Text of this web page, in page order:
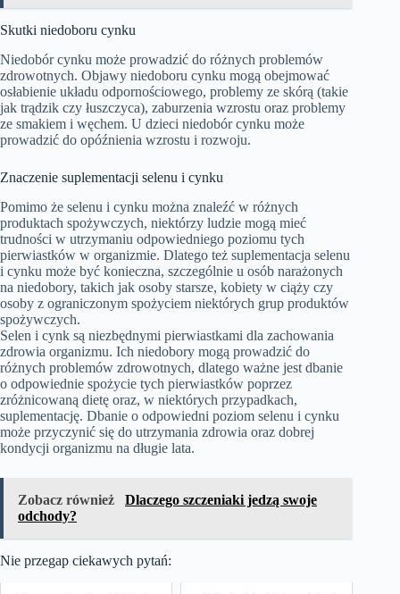
Skutki niedoboru cynku
Niedobór cynku może prowadzić do różnych problemów
zdrowotnych. Objawy niedoboru cynku mogą obejmować
osłabienie układu odpornościowego, problemy ze skórą (takie
jak trądzik czy łuszczyca), zaburzenia wzrostu oraz problemy
ze smakiem i węchem. U dzieci niedobór cynku może
prowadzić do opóźnienia wzrostu i rozwoju.
Znaczenie suplementacji selenu i cynku
Pomimo że selenu i cynku można znaleźć w różnych
produktach spożywczych, niektórzy ludzie mogą mieć
trudności w utrzymaniu odpowiedniego poziomu tych
pierwiastków w organizmie. Dlatego też suplementacja selenu
i cynku może być konieczna, szczególnie u osób narażonych
na niedobory, takich jak osoby starsze, kobiety w ciąży czy
osoby z ograniczonym spożyciem niektórych grup produktów
spożywczych.
Selen i cynk są niezbędnymi pierwiastkami dla zachowania
zdrowia organizmu. Ich niedobory mogą prowadzić do
różnych problemów zdrowotnych, dlatego ważne jest dbanie
o odpowiednie spożycie tych pierwiastków poprzez
zróżnicowaną dietę oraz, w niektórych przypadkach,
suplementację. Dbanie o odpowiedni poziom selenu i cynku
może przyczynić się do utrzymania zdrowia oraz dobrej
kondycji organizmu na długie lata.
Zobacz również
Dlaczego szczeniaki jedzą swoje
odchody?
Nie przegap ciekawych pytań: